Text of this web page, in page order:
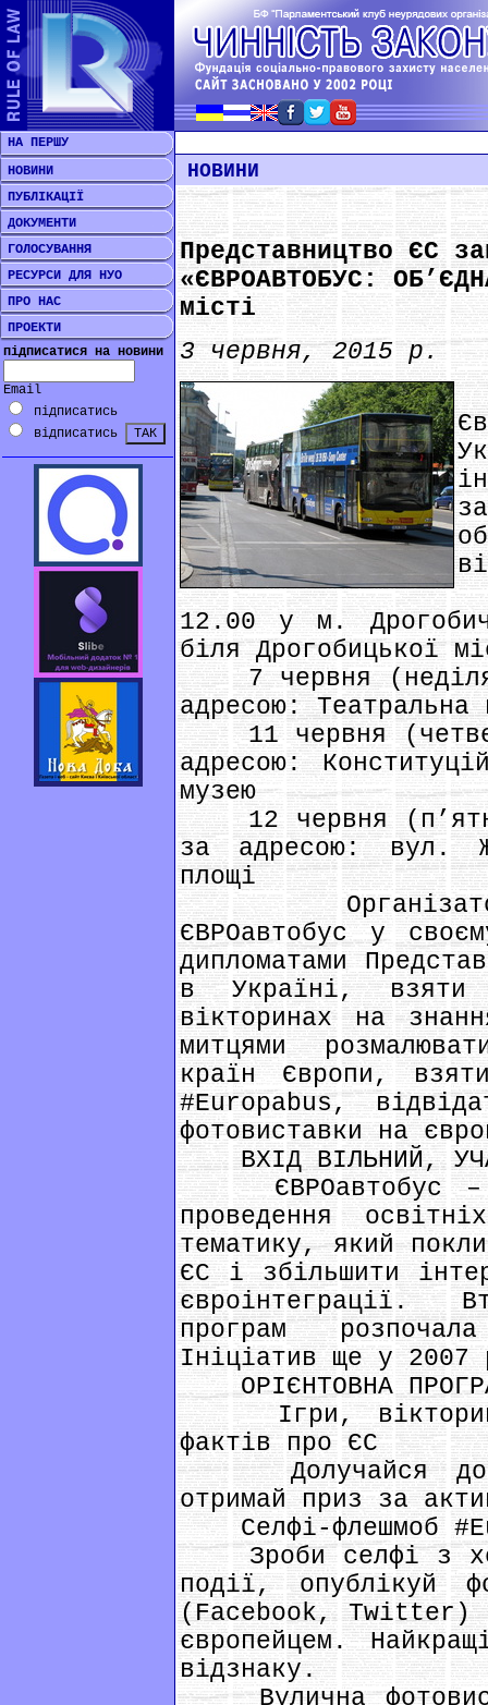
НА ПЕРШУ
НОВИНИ
ПУБЛІКАЦІЇ
ДОКУМЕНТИ
ГОЛОСУВАННЯ
РЕСУРСИ ДЛЯ НУО
ПРО НАС
ПРОЕКТИ
підписатися на новини
Email
підписатись
відписатись
НОВИНИ
Представництво ЄС
«ЄВРОАВТОБУС:
місті
3 червня, 2015 р.
12.00 у м.
біля Дрогобицької
7 червня
адресою: Театральна
11 червня
адресою:
музею
12 червня
за адресою: вул.
площі
Організатори
ЄВРОавтобус у
дипломатами
в Україні,
вікторинах на
митцями
країн Європи,
#Europabus,
фотовиставки на
ВХІД ВІЛЬНИЙ,
ЄВРОавтобус – це
проведення
тематику, який
ЄС і збільшити
євроінтеграції.
програм
Ініціатив ще у 2007
ОРІЄНТОВНА
Ігри, вікторини
фактів про ЄС
Долучайся до
отримай приз за
Селфі-флешмоб
Зроби селфі з
події, опублікуй
(Facebook, Twitter)
європейцем.
відзнаку.
Вулична